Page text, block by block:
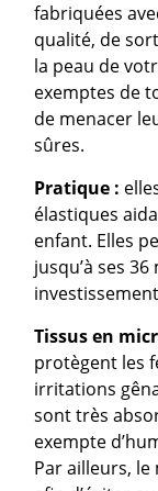
fabriquées
qualité, de
la peau de
exemptes de
de menacer
sûres.
Pratique :
élastiques
enfant. Elles
jusqu’à ses
Tissus en
protègent les
irritations
sont très
exempte
Par ailleurs,